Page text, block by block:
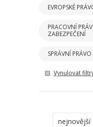
EVROPSKÉ
PRACOVNÍ
ZABEZPEČENÍ
SPRÁVNÍ PRÁVO
Vynulovat
nejnovější